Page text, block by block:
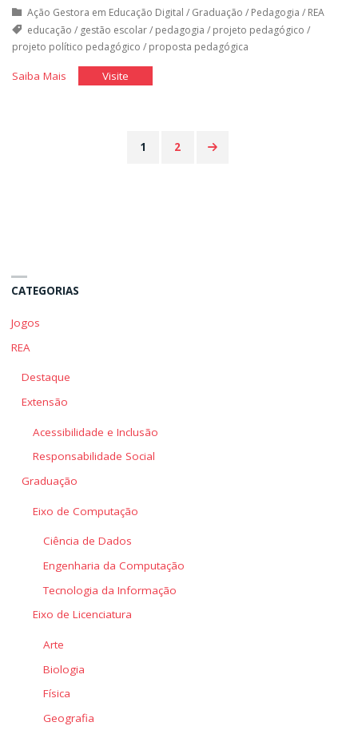
Ação Gestora em Educação Digital / Graduação / Pedagogia / REA
educação / gestão escolar/ pedagogia / projeto pedagógico /
projeto político pedagógico / proposta pedagógica
Saiba Mais"Elaborando
Visite"Elaborando
1 2
CATEGORIAS
Jogos
REA
Destaque
Extensão
Acessibilidade e Inclusão
Responsabilidade Social
Graduação
Eixo de Computação
Ciência de Dados
Engenharia da Computação
Tecnologia da Informação
Eixo de Licenciatura
Arte
Biologia
Física
Geografia